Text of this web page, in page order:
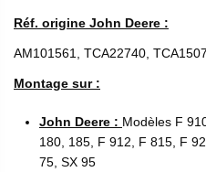
Réf. origine John Deere :
AM101561, TCA22740,
Montage sur :
John Deere : Modèles F
180, 185, F 912, F 815, F
75, SX 95